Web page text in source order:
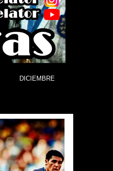
DICIEMBRE